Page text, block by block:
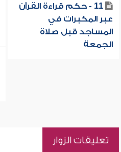
11 - حكم قراءة القرآن
عبر المكبرات في
المساجد قبل صلاة
الجمعة
تعليقات الزوار